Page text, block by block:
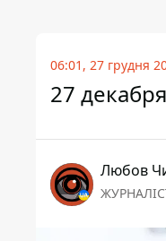
06:01, 27 грудня
27
Любов